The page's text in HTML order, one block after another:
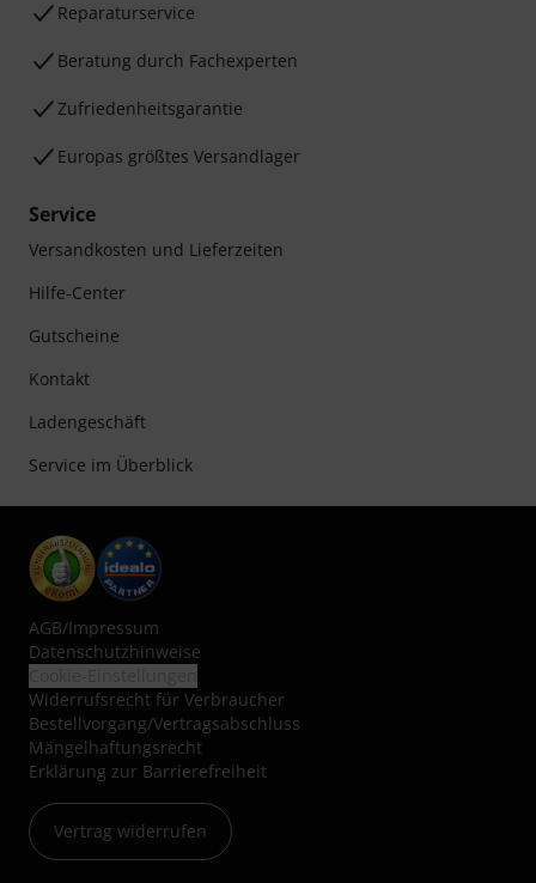
Reparaturservice
Beratung durch Fachexperten
Zufriedenheitsgarantie
Europas größtes Versandlager
Service
Versandkosten und Lieferzeiten
Hilfe-Center
Gutscheine
Kontakt
Ladengeschäft
Service im Überblick
AGB/Impressum
Datenschutzhinweise
Widerrufsrecht für Verbraucher
Bestellvorgang/Vertragsabschluss
Mängelhaftungsrecht
Erklärung zur Barrierefreiheit
Vertrag widerrufen